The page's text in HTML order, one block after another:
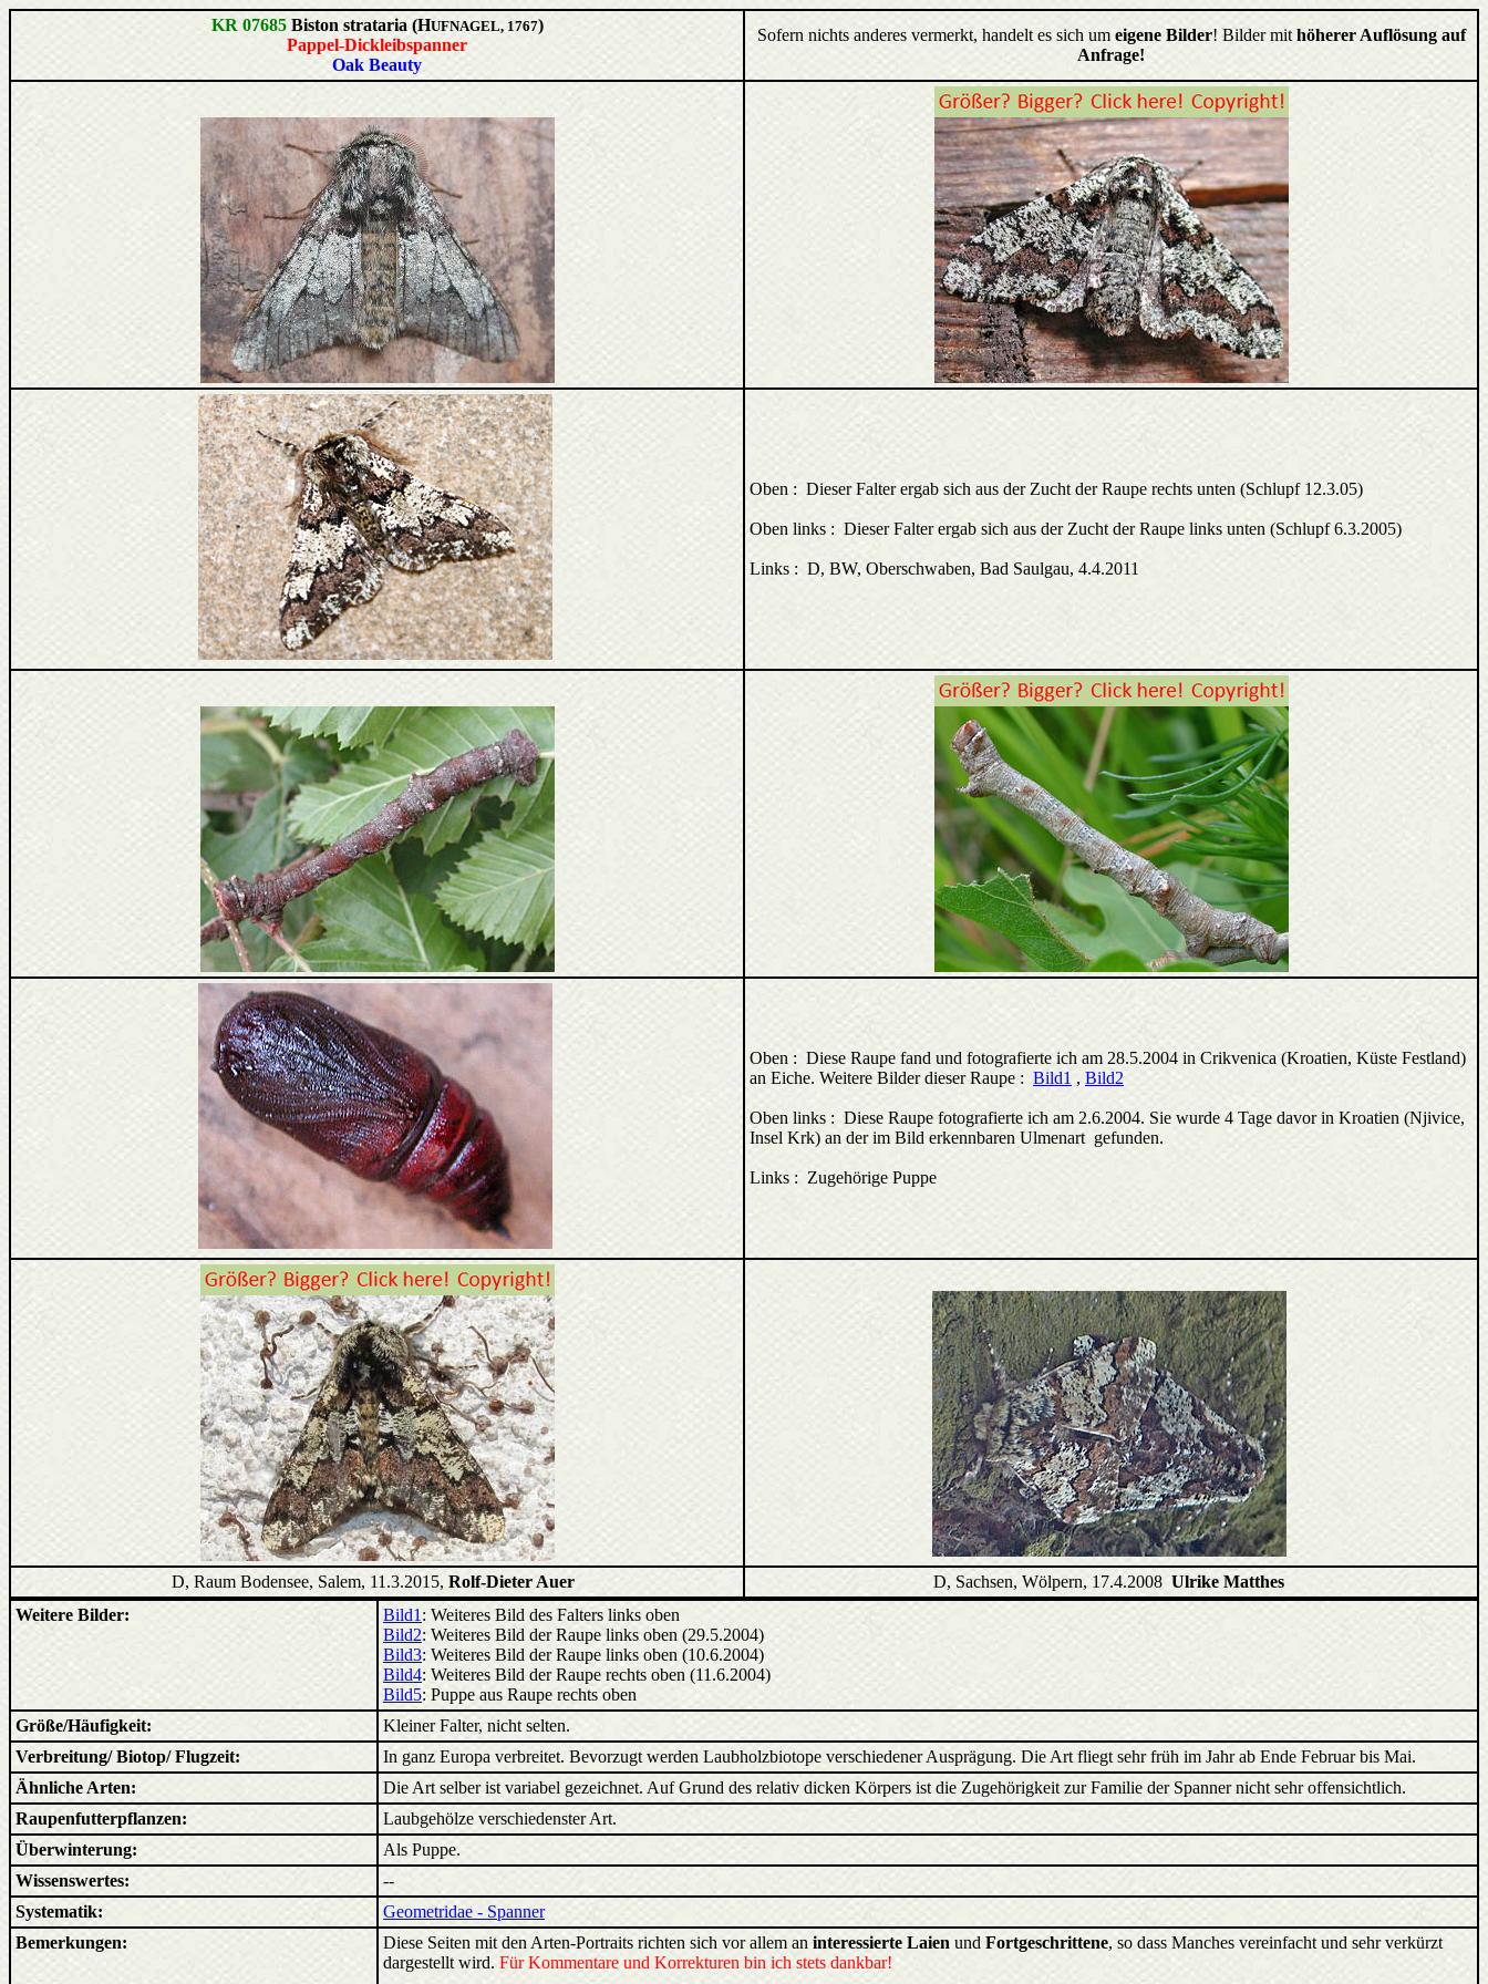
KR 07685 Biston strataria (HUFNAGEL, 1767)
Pappel-Dickleibspanner
Oak Beauty
Sofern nichts anderes vermerkt, handelt es sich um eigene Bilder! Bilder mit höherer Auflösung auf
Anfrage!
Oben : Dieser Falter ergab sich aus der Zucht der Raupe rechts unten (Schlupf 12.3.05)
Oben links : Dieser Falter ergab sich aus der Zucht der Raupe links unten (Schlupf 6.3.2005)
Links : D, BW, Oberschwaben, Bad Saulgau, 4.4.2011
Oben : Diese Raupe fand und fotografierte ich am 28.5.2004 in Crikvenica (Kroatien, Küste Festland)
an Eiche. Weitere Bilder dieser Raupe : Bild1 , Bild2
Oben links : Diese Raupe fotografierte ich am 2.6.2004. Sie wurde 4 Tage davor in Kroatien (Njivice,
Insel Krk) an der im Bild erkennbaren Ulmenart gefunden.
Links : Zugehörige Puppe
D, Raum Bodensee, Salem, 11.3.2015, Rolf-Dieter Auer D, Sachsen, Wölpern, 17.4.2008 Ulrike Matthes
Weitere Bilder:
Bild1 : Weiteres Bild des Falters links oben
Bild2: Weiteres Bild der Raupe links oben (29.5.2004)
Bild3: Weiteres Bild der Raupe links oben (10.6.2004)
Bild4: Weiteres Bild der Raupe rechts oben (11.6.2004)
Bild5: Puppe aus Raupe rechts oben
Größe/Häufigkeit:
Kleiner Falter, nicht selten.
Verbreitung/ Biotop/ Flugzeit:
In ganz Europa verbreitet. Bevorzugt werden Laubholzbiotope verschiedener Ausprägung. Die Art fliegt sehr früh im Jahr ab Ende Februar bis Mai.
Ähnliche Arten:
Die Art selber ist variabel gezeichnet. Auf Grund des relativ dicken Körpers ist die Zugehörigkeit zur Familie der Spanner nicht sehr offensichtlich.
Raupenfutterpflanzen:
Laubgehölze verschiedenster Art.
Überwinterung:
Als Puppe.
Wissenswertes:
--
Systematik:
Geometridae - Spanner
Bemerkungen:
Diese Seiten mit den Arten-Portraits richten sich vor allem an interessierte Laien und Fortgeschrittene, so dass Manches vereinfacht und sehr verkürzt
dargestellt wird. Für Kommentare und Korrekturen bin ich stets dankbar!